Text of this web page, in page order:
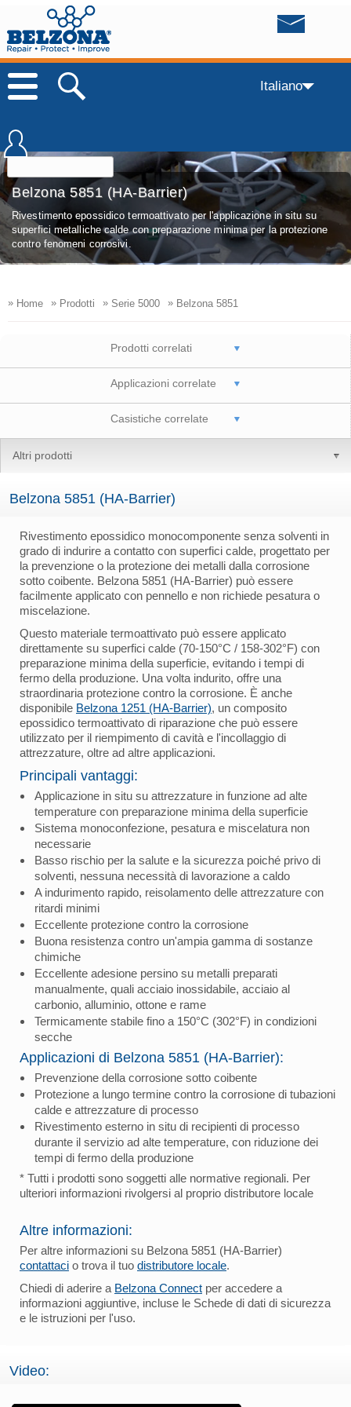
Italiano
Belzona 5851 (HA-Barrier)
Rivestimento epossidico termoattivato per l'applicazione in situ su
superfici metalliche calde con preparazione minima per la protezione
contro fenomeni corrosivi.
» Home » Prodotti » Serie 5000 » Belzona 5851
Prodotti correlati
Applicazioni correlate
Casistiche correlate
Altri prodotti
Belzona 5851 (HA-Barrier)
Rivestimento epossidico monocomponente senza solventi in
grado di indurire a contatto con superfici calde, progettato per
la prevenzione o la protezione dei metalli dalla corrosione
sotto coibente. Belzona 5851 (HA-Barrier) può essere
facilmente applicato con pennello e non richiede pesatura o
miscelazione.
Questo materiale termoattivato può essere applicato
direttamente su superfici calde (70-150°C / 158-302°F) con
preparazione minima della superficie, evitando i tempi di
fermo della produzione. Una volta indurito, offre una
straordinaria protezione contro la corrosione. È anche
disponibile Belzona 1251 (HA-Barrier), un composito
epossidico termoattivato di riparazione che può essere
utilizzato per il riempimento di cavità e l'incollaggio di
attrezzature, oltre ad altre applicazioni.
Principali vantaggi:
Applicazione in situ su attrezzature in funzione ad alte
temperature con preparazione minima della superficie
Sistema monoconfezione, pesatura e miscelatura non
necessarie
Basso rischio per la salute e la sicurezza poiché privo di
solventi, nessuna necessità di lavorazione a caldo
A indurimento rapido, reisolamento delle attrezzature con
ritardi minimi
Eccellente protezione contro la corrosione
Buona resistenza contro un'ampia gamma di sostanze
chimiche
Eccellente adesione persino su metalli preparati
manualmente, quali acciaio inossidabile, acciaio al
carbonio, alluminio, ottone e rame
Termicamente stabile fino a 150°C (302°F) in condizioni
secche
Applicazioni di Belzona 5851 (HA-Barrier):
Prevenzione della corrosione sotto coibente
Protezione a lungo termine contro la corrosione di tubazioni
calde e attrezzature di processo
Rivestimento esterno in situ di recipienti di processo
durante il servizio ad alte temperature, con riduzione dei
tempi di fermo della produzione
* Tutti i prodotti sono soggetti alle normative regionali. Per
ulteriori informazioni rivolgersi al proprio distributore locale
Altre informazioni:
Per altre informazioni su Belzona 5851 (HA-Barrier)
contattaci o trova il tuo distributore locale.
Chiedi di aderire a Belzona Connect per accedere a
informazioni aggiuntive, incluse le Schede di dati di sicurezza
e le istruzioni per l'uso.
Video: